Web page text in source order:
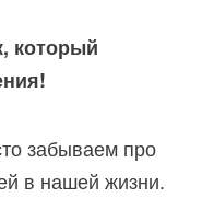
который
забываем про
в нашей жизни.